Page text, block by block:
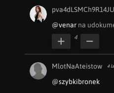
pva4dLSMCh9R14JU
@venar na
4
MlotNaAteistow 4
@szybkibronek